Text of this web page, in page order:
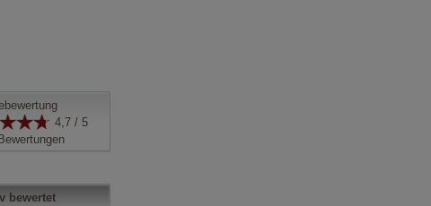
4,7 / 5
bewertet